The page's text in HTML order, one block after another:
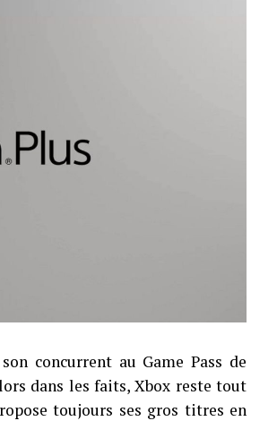
concurrent au Game Pass de
dans les faits, Xbox reste tout
toujours ses gros titres en